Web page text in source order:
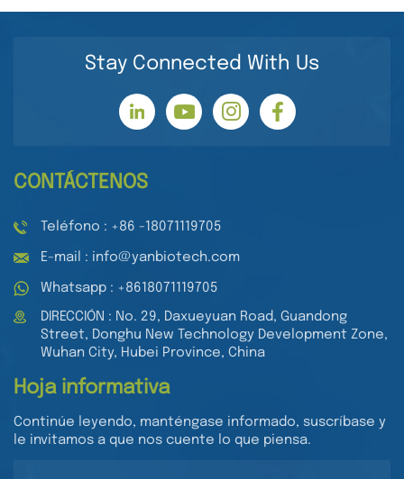
Stay Connected With Us
CONTÁCTENOS
Teléfono : +86 -18071119705
E-mail : info@yanbiotech.com
Whatsapp : +8618071119705
DIRECCIÓN : No. 29, Daxueyuan Road, Guandong
Street, Donghu New Technology Development Zone,
Wuhan City, Hubei Province, China
Hoja informativa
Continúe leyendo, manténgase informado, suscríbase y
le invitamos a que nos cuente lo que piensa.